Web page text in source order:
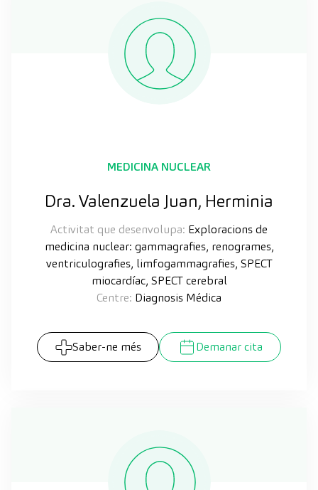
MEDICINA NUCLEAR
Dra. Valenzuela Juan, Herminia
Activitat que desenvolupa: Exploracions de
medicina nuclear: gammagrafies, renogrames,
ventriculografies, limfogammagrafies, SPECT
miocardíac, SPECT cerebral
Centre: Diagnosis Médica
Saber-ne més Demanar cita